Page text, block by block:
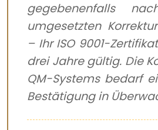
gegebenenfalls
umgesetzten
– Ihr ISO 9001-
drei Jahre gültig. Die
QM-Systems bedarf
Bestätigung in